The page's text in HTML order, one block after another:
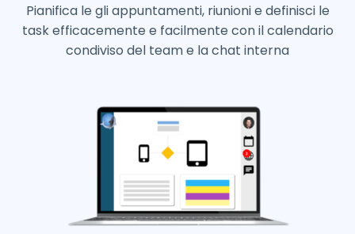
Pianifica le gli appuntamenti, riunioni e definisci le
task efficacemente e facilmente con il calendario
condiviso del team e la chat interna